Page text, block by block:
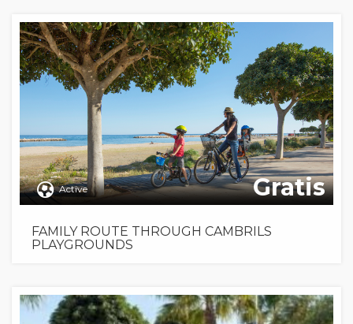
Active Gratis
FAMILY ROUTE THROUGH CAMBRILS
PLAYGROUNDS